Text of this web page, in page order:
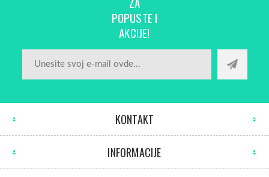
POPUSTE I
AKCIJE!
KONTAKT
INFORMACIJE